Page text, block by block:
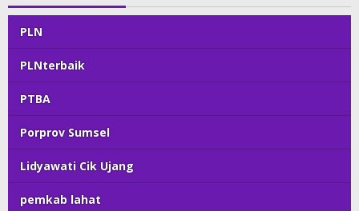
PLN
PLNterbaik
PTBA
Porprov Sumsel
Lidyawati Cik Ujang
pemkab lahat